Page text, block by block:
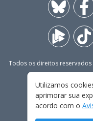
Todos os direitos reservados
TERMOS
Utilizamos
aprimorar sua
acordo com o